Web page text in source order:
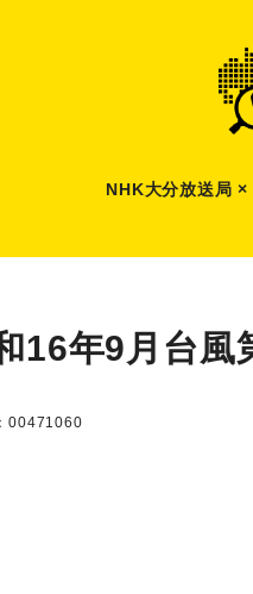
NHK大分放送局 ×
16年9月台
00471060